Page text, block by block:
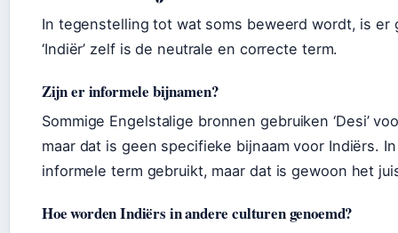
In tegenstelling tot wat soms beweerd wordt, is er
‘Indiër’ zelf is de neutrale en correcte term.
Zijn er informele bijnamen?
Sommige Engelstalige bronnen gebruiken ‘Desi’
maar dat is geen specifieke bijnaam voor Indiërs.
informele term gebruikt, maar dat is gewoon het
Hoe worden Indiërs in andere culturen genoemd?